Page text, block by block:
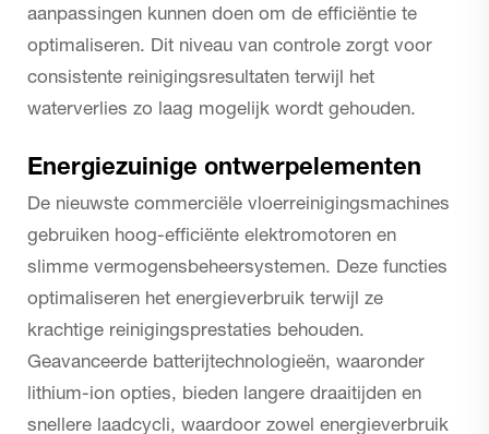
aanpassingen kunnen doen om de efficiëntie te
optimaliseren. Dit niveau van controle zorgt voor
consistente reinigingsresultaten terwijl het
waterverlies zo laag mogelijk wordt gehouden.
Energiezuinige ontwerpelementen
De nieuwste commerciële vloerreinigingsmachines
gebruiken hoog-efficiënte elektromotoren en
slimme vermogensbeheersystemen. Deze functies
optimaliseren het energieverbruik terwijl ze
krachtige reinigingsprestaties behouden.
Geavanceerde batterijtechnologieën, waaronder
lithium-ion opties, bieden langere draaitijden en
snellere laadcycli, waardoor zowel energieverbruik